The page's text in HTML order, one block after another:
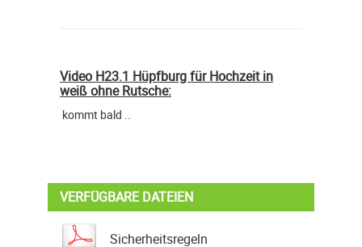
Video H23.1 Hüpfburg für Hochzeit in
weiß ohne Rutsche:
kommt bald ..
VERFÜGBARE DATEIEN
Sicherheitsregeln